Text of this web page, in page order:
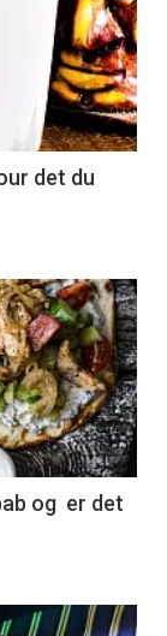
det du
og er det